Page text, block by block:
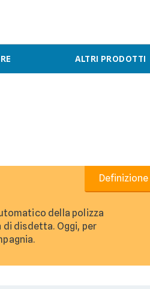
ALTRI PRODOTTI
della polizza
disdetta. Oggi, per
Definizione